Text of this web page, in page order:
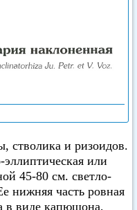
стволика и ризоидов.
или
45-80 см. светло-
нижняя часть ровная
в виде капюшона,